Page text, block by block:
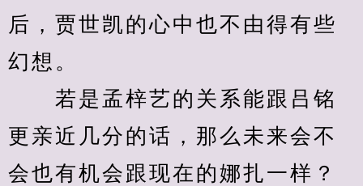
后，贾世凯的心中也不由得有些
幻想。
若是孟梓艺的关系能跟吕铭
更亲近几分的话，那么未来会不
会也有机会跟现在的娜扎一样？